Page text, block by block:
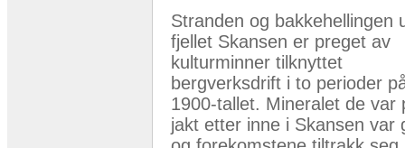
Stranden og bakkehellingen
fjellet Skansen er preget av
kulturminner tilknyttet
bergverksdrift i to perioder
1900-tallet. Mineralet de var
jakt etter inne i Skansen var